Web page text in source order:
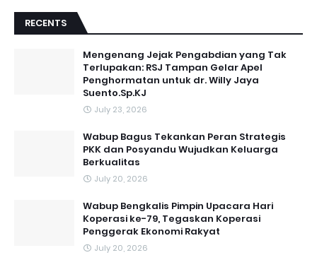
RECENTS
Mengenang Jejak Pengabdian yang Tak
Terlupakan: RSJ Tampan Gelar Apel
Penghormatan untuk dr. Willy Jaya
Suento.Sp.KJ
July 23, 2026
Wabup Bagus Tekankan Peran Strategis
PKK dan Posyandu Wujudkan Keluarga
Berkualitas
July 20, 2026
Wabup Bengkalis Pimpin Upacara Hari
Koperasi ke-79, Tegaskan Koperasi
Penggerak Ekonomi Rakyat
July 20, 2026